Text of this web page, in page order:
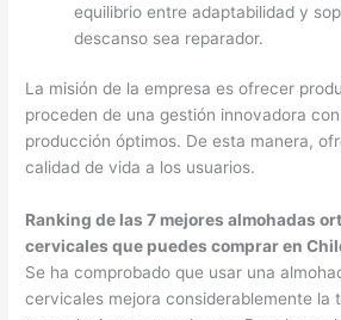
equilibrio entre adaptabilidad y
descanso sea reparador.
La misión de la empresa es ofrecer
proceden de una gestión innovadora
producción óptimos. De esta manera,
calidad de vida a los usuarios.
Ranking de las 7 mejores almohadas
cervicales que puedes comprar en
Se ha comprobado que usar una
cervicales mejora considerablemente la